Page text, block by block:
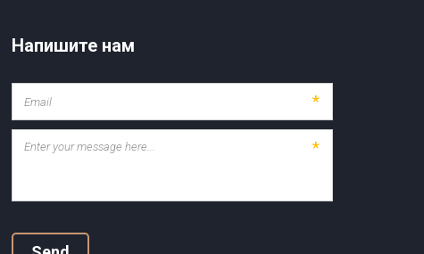
Напишите нам
*
*